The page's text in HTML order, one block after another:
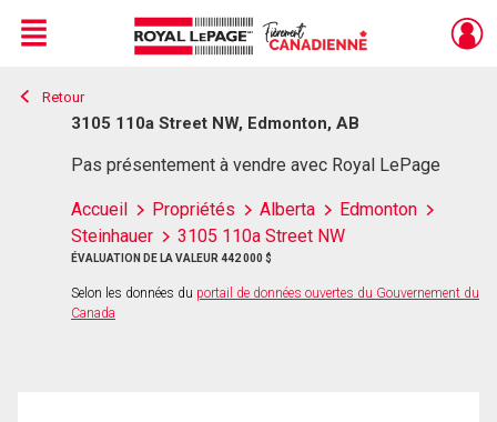
Live
En Direct
Menu
Retour
3105 110a Street NW, Edmonton, AB
Pas présentement à vendre avec Royal LePage
Accueil Propriétés Alberta
Edmonton
Steinhauer
3105 110a Street NW
ÉVALUATION DE LA VALEUR 442 000 $
Selon les données du portail de données ouvertes du Gouvernement du
Canada